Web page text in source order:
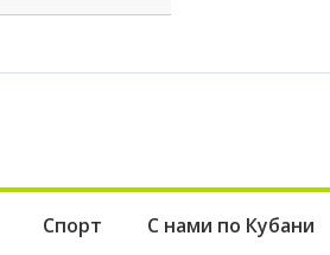
Спорт С нами по Кубани